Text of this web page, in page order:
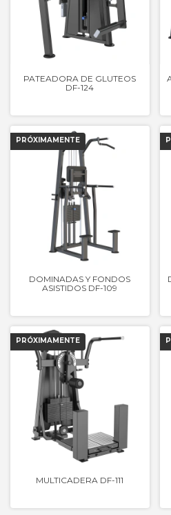
PATEADORA DE GLUTEOS
DF-124
DOMINADAS Y FONDOS
ASISTIDOS DF-109
MULTICADERA DF-111